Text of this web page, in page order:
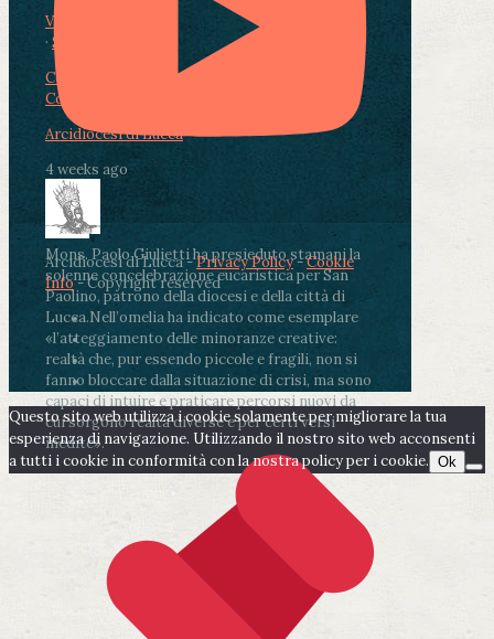
View on Facebook
· Share
Condividi su Facebook
Condividi su LinkedIn
Arcidiocesi di Lucca
4 weeks ago
Mons. Paolo Giulietti ha presieduto stamani la
solenne concelebrazione eucaristica per San
Paolino, patrono della diocesi e della città di
Lucca.Nell’omelia ha indicato come esemplare
«l’atteggiamento delle minoranze creative:
realtà che, pur essendo piccole e fragili, non si
fanno bloccare dalla situazione di crisi, ma sono
capaci di intuire e praticare percorsi nuovi da
cui sorgono realtà diverse e per certi versi
inedite».
Arcidiocesi di Lucca -Privacy Policy-Cookie
Info- Copyright reserved
Questo sito web utilizza i cookie solamente per migliorare la tua
esperienza di navigazione. Utilizzando il nostro sito web acconsenti
a tutti i cookie in conformità con la nostra policy per i cookie. Ok